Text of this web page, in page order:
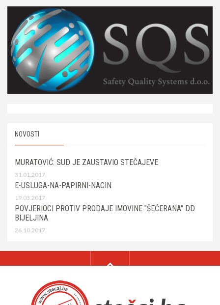
NOVOSTI
MURATOVIĆ: SUD JE ZAUSTAVIO STEČAJEVE
31.01.2017.
E-USLUGA-NA-PAPIRNI-NACIN
19.03.2017.
POVJERIOCI PROTIV PRODAJE IMOVINE "ŠEĆERANA" DD
BIJELJINA
26.10.2017.